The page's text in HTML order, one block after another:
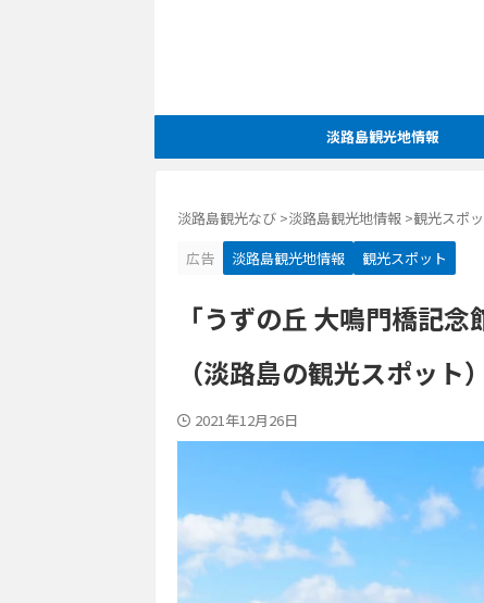
淡路島観光地情報
淡路島観光なび >淡路島観光地情報 >観光スポ
広告
淡路島観光地情報 観光スポット
「うずの丘 大鳴門橋記
（淡路島の観光スポット）
2021年12月26日